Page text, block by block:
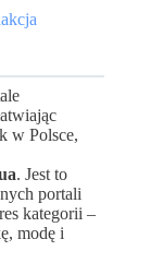
w Polsce,
. Jest to
portali
kategorii –
modę i